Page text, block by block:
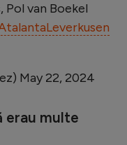
Pol van Boekel
May 22, 2024
erau multe